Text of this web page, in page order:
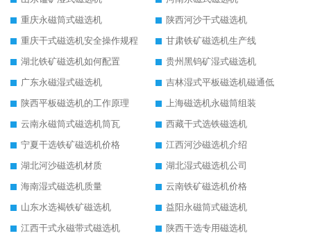
重庆永磁筒式磁选机
陕西河沙干式磁选机
重庆干式磁选机安全操作规程
甘肃铁矿磁选机生产线
湖北铁矿磁选机如何配置
贵州黑钨矿湿式磁选机
广东永磁湿式磁选机
吉林湿式平板磁选机磁通低
陕西平板磁选机的工作原理
上海磁选机永磁筒组装
云南永磁筒式磁选机筒瓦
西藏干式选铁磁选机
宁夏干选铁矿磁选机价格
江西河沙磁选机介绍
湖北河沙磁选机材质
湖北湿式磁选机公司
海南湿式磁选机质量
云南铁矿磁选机价格
山东水选褐铁矿磁选机
益阳永磁筒式磁选机
江西干式永磁带式磁选机
陕西干选专用磁选机